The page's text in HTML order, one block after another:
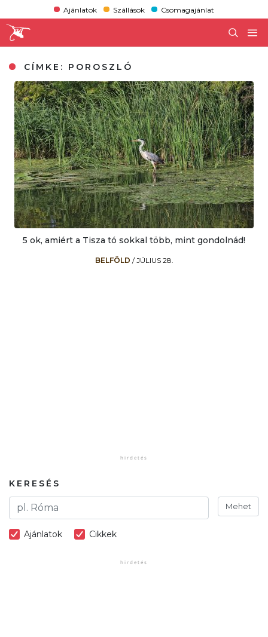
Ajánlatok Szállások Csomagajánlat
CÍMKE: POROSZLÓ
5 ok, amiért a Tisza tó sokkal több, mint gondolnád!
BELFÖLD /JÚLIUS 28.
KERESÉS
Mehet
Ajánlatok Cikkek